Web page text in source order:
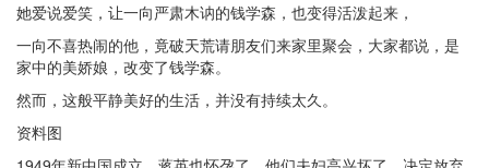
她爱说爱笑，让一向严肃木讷的钱学森，也变得活泼起来，
一向不喜热闹的他，竟破天荒请朋友们来家里聚会，大家都说，是
家中的美娇娘，改变了钱学森。
然而，这般平静美好的生活，并没有持续太久。
资料图